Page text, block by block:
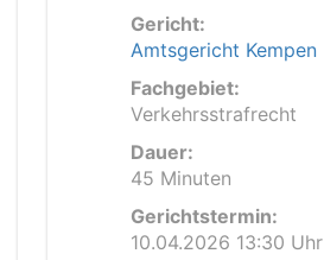
Gericht:
Amtsgericht Kempen
Fachgebiet:
Verkehrsstrafrecht
Dauer:
45 Minuten
Gerichtstermin:
10.04.2026 13:30 Uhr